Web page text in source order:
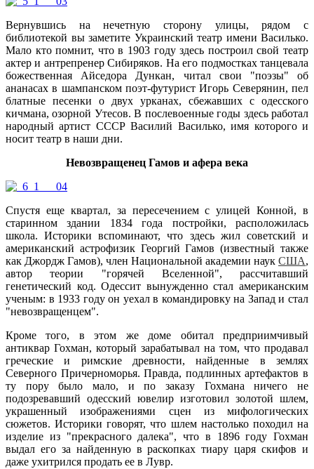
Вернувшись на нечетную сторону улицы, рядом с
библиотекой вы заметите Украинский театр имени Василько.
Мало кто помнит, что в 1903 году здесь построил свой театр
актер и антрепренер Сибиряков. На его подмостках танцевала
божественная Айседора Дункан, читал свои "поэзы" об
ананасах в шампанском поэт-футурист Игорь Северянин, пел
блатные песенки о двух урканах, сбежавших с одесского
кичмана, озорной Утесов. В послевоенные годы здесь работал
народный артист СССР Василий Василько, имя которого и
носит театр в наши дни.
Невозвращенец Гамов и афера века
Спустя еще квартал, за пересечением с улицей Конной, в
старинном здании 1834 года постройки, расположилась
школа. Историки вспоминают, что здесь жил советский и
американский астрофизик Георгий Гамов (известный также
как Джордж Гамов), член Национальной академии наук США,
автор теории "горячей Вселенной", рассчитавший
генетический код. Одессит вынужденно стал американским
ученым: в 1933 году он уехал в командировку на Запад и стал
"невозвращенцем".
Кроме того, в этом же доме обитал предприимчивый
антиквар Гохман, который зарабатывал на том, что продавал
греческие и римские древности, найденные в землях
Северного Причерноморья. Правда, подлинных артефактов в
ту пору было мало, и по заказу Гохмана ничего не
подозревавший одесский ювелир изготовил золотой шлем,
украшенный изображениями сцен из мифологических
сюжетов. Историки говорят, что шлем настолько походил на
изделие из "прекрасного далека", что в 1896 году Гохман
выдал его за найденную в раскопках тиару царя скифов и
даже ухитрился продать ее в Лувр.